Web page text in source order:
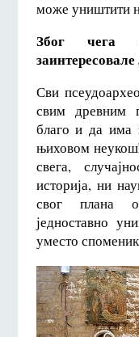
може уништити
Због чега
Сви
свим древним
благо и да има
њиховом
свега,
историја, ни
свог плана
једноставно
уместо